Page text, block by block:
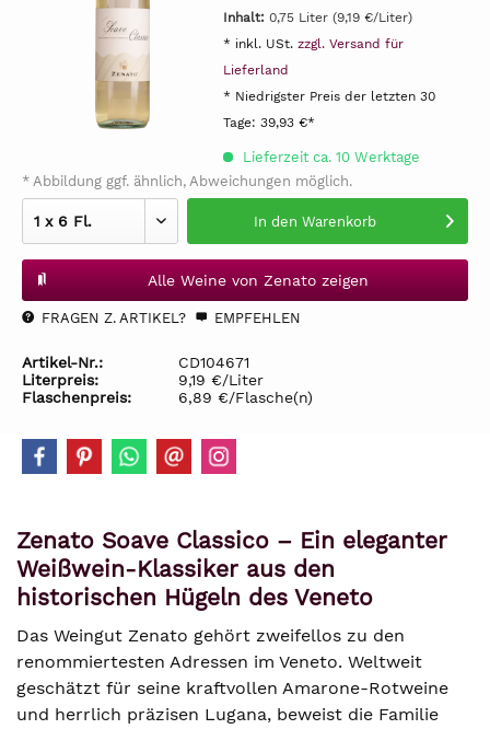
Inhalt: 0,75 Liter (9,19 €/Liter)
* inkl. USt. zzgl. Versand für
Lieferland
* Niedrigster Preis der letzten 30
Tage: 39,93 €*
Lieferzeit ca. 10 Werktage
* Abbildung ggf. ähnlich, Abweichungen möglich.
In den Warenkorb
Alle Weine von Zenato zeigen
FRAGEN Z. ARTIKEL? EMPFEHLEN
Artikel-Nr.:
CD104671
Literpreis:
9,19 €/Liter
Flaschenpreis:
6,89 €/Flasche(n)
Zenato Soave Classico – Ein eleganter
Weißwein-Klassiker aus den
historischen Hügeln des Veneto
Das Weingut Zenato gehört zweifellos zu den
renommiertesten Adressen im Veneto. Weltweit
geschätzt für seine kraftvollen Amarone-Rotweine
und herrlich präzisen Lugana, beweist die Familie